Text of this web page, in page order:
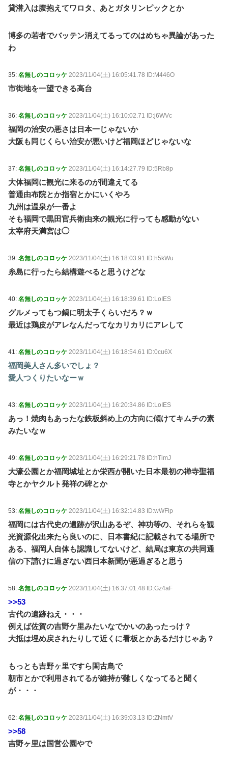
貸潜入は腹抱えてワロタ、あとガタリンピックとか
博多の若者でバッテン消えてるってのはめちゃ異論があった
わ
35: 名無しのコロッケ 2023/11/04(土) 16:05:41.78 ID:M446O
市街地を一望できる高台
36: 名無しのコロッケ 2023/11/04(土) 16:10:02.71 ID:j6WVc
福岡の治安の悪さは日本一じゃないか
大阪も同じくらい治安が悪いけど福岡ほどじゃないな
37: 名無しのコロッケ 2023/11/04(土) 16:14:27.79 ID:5Rb8p
大体福岡に観光に来るのが間違えてる
普通由布院とか指宿とかにいくやろ
九州は温泉が一番よ
そも福岡で黒田官兵衛由来の観光に行っても感動がない
太宰府天満宮は◯
39: 名無しのコロッケ 2023/11/04(土) 16:18:03.91 ID:h5kWu
糸島に行ったら結構遊べると思うけどな
40: 名無しのコロッケ 2023/11/04(土) 16:18:39.61 ID:LoIES
グルメってもつ鍋に明太子くらいだろ？ｗ
最近は鶏皮がアレなんだってなカリカリにアレして
41: 名無しのコロッケ 2023/11/04(土) 16:18:54.61 ID:0cu6X
福岡美人さん多いでしょ？
愛人つくりたいなーｗ
43: 名無しのコロッケ 2023/11/04(土) 16:20:34.86 ID:LoIES
あっ！焼肉もあったな鉄板斜め上の方向に傾けてキムチの素
みたいなｗ
49: 名無しのコロッケ 2023/11/04(土) 16:29:21.78 ID:hTimJ
大濠公園とか福岡城址とか栄西が開いた日本最初の禅寺聖福
寺とかヤクルト発祥の碑とか
53: 名無しのコロッケ 2023/11/04(土) 16:32:14.83 ID:wWFlp
福岡には古代史の遺跡が沢山あるぞ、神功等の、それらを観
光資源化出来たら良いのに、日本書紀に記載されてる場所で
ある、福岡人自体も認識してないけど、結局は東京の共同通
信の下請けに過ぎない西日本新聞が悪過ぎると思う
58: 名無しのコロッケ 2023/11/04(土) 16:37:01.48 ID:Gz4aF
>>53
古代の遺跡ねえ・・・
例えば佐賀の吉野ケ里みたいなでかいのあったっけ？
大抵は埋め戻されたりして近くに看板とかあるだけじゃあ？
もっとも吉野ヶ里ですら閑古鳥で
朝市とかで利用されてるが維持が難しくなってると聞く
が・・・
62: 名無しのコロッケ 2023/11/04(土) 16:39:03.13 ID:ZNmtV
>>58
吉野ヶ里は国営公園やで